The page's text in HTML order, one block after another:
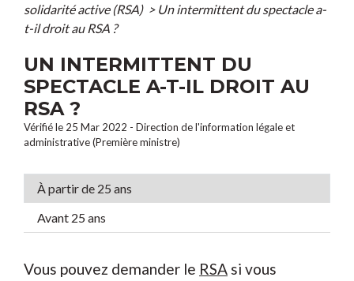
solidarité active (RSA) > Un intermittent du spectacle a-
t-il droit au RSA ?
UN INTERMITTENT DU
SPECTACLE A-T-IL DROIT AU
RSA ?
Vérifié le 25 Mar 2022 - Direction de l'information légale et
administrative (Première ministre)
À partir de 25 ans
Avant 25 ans
Vous pouvez demander le RSA si vous